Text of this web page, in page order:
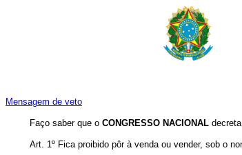
Mensagem de veto
Faço saber que o CONGRESSO NACIONAL
Art. 1º Fica proibido pôr à venda ou vender, sob o